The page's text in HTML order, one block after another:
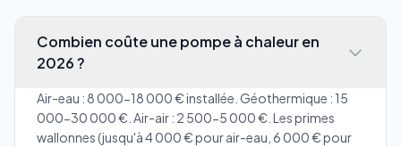
Combien coûte une pompe à chaleur en
2026 ?
Air-eau : 8 000-18 000 € installée. Géothermique : 15
000-30 000 €. Air-air : 2 500-5 000 €. Les primes
wallonnes (jusqu'à 4 000 € pour air-eau, 6 000 € pour